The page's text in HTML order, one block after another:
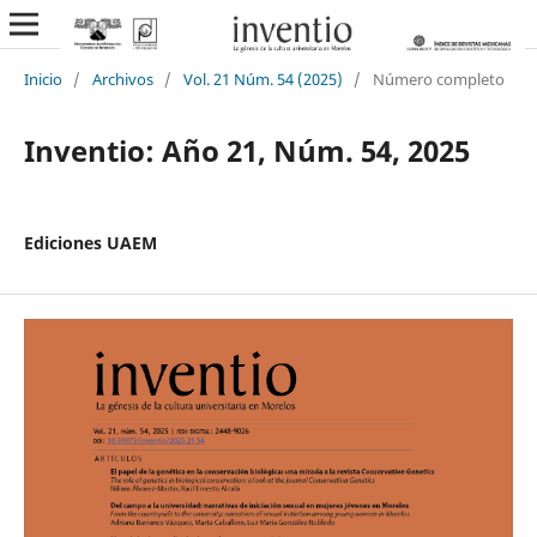
Inicio / Archivos / Vol. 21 Núm. 54 (2025) / Número completo
Inventio: Año 21, Núm. 54, 2025
Ediciones UAEM